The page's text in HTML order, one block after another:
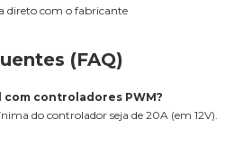
direto com o fabricante
(FAQ)
com controladores PWM?
do controlador seja de 20A (em 12V).